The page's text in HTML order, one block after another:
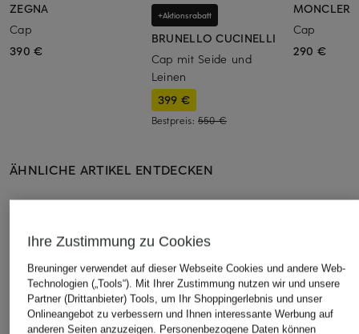
ZEGNA
Cap
390 €
+Aktionsrabatt
BRUNELLO CUCINELLI
Cap mit Seide und
Leinen
399 €
Bestpreis: 550 €
MONCLER
Cap
290 €
ÄHNLICHE ARTIKEL ENTDECKEN
Ihre Zustimmung zu Cookies
Breuninger verwendet auf dieser Webseite Cookies und andere Web-
Technologien („Tools“). Mit Ihrer Zustimmung nutzen wir und unsere
Partner (Drittanbieter) Tools, um Ihr Shoppingerlebnis und unser
Onlineangebot zu verbessern und Ihnen interessante Werbung auf
anderen Seiten anzuzeigen. Personenbezogene Daten können